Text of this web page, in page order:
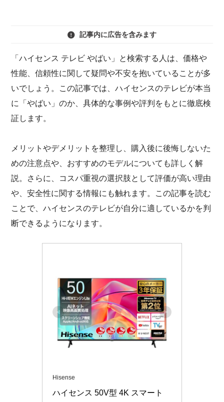
記事内に広告を含みます
「ハイセンス テレビ やばい」と検索する人は、価格や
性能、信頼性に関して疑問や不安を抱いていることが多
いでしょう。この記事では、ハイセンスのテレビが本当
に「やばい」のか、具体的な事例や評判をもとに徹底検
証します。
メリットやデメリットを整理し、購入後に後悔しないた
めの注意点や、おすすめのモデルについても詳しく解
説。さらに、コスパ重視の選択肢として評価が高い理由
や、安全性に関する情報にも触れます。この記事を読む
ことで、ハイセンスのテレビが自分に適しているかを判
断できるようになります。
Hisense
ハイセンス 50V型 4K スマート